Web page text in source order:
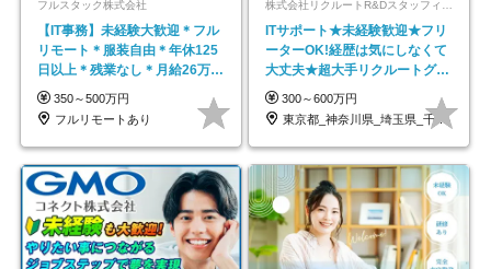
フルスタック株式会社
【IT事務】未経験大歓迎＊フル
リモート＊服装自由＊年休125
日以上＊残業なし＊月給26万円
以上
350～500万円
フルリモートあり
ITサポート★未経験歓迎★フリ
ーターOK!経歴は気にしなくて
大丈夫★超大手リクルートグル
ープの正社員/sg
300～600万円
東京都_神奈川県_埼玉県_千葉県_大阪府…